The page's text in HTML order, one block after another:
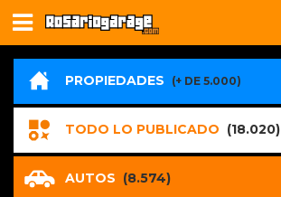
PROPIEDADES (+ DE 5.000)
TODO LO PUBLICADO (18.020)
AUTOS (8.574)